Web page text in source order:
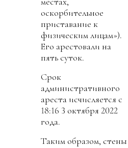
оскорбительное
приставание к
физическим лицам»).
Его арестовали на
пять суток.
Срок
административного
ареста исчисляется с
18:16 3 октября 2022
года.
Таким образом, стены